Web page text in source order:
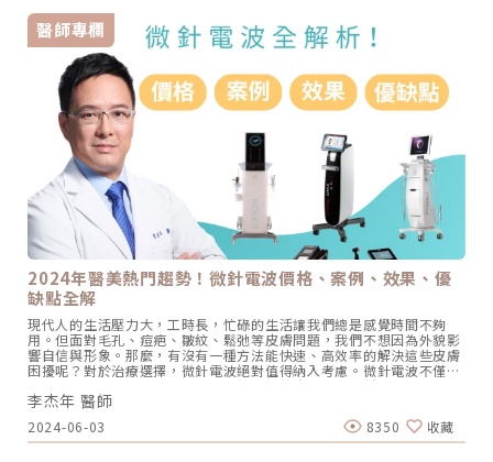
所能達到的療效不同，這邊泛指的是微針電波這個類別的機器各自在仿
單中的不同適應證） 缺點：疼痛感高、收費中高（有耗材）、侵入性療
程、修復期較長、對醫師治療經驗要求高 代表性機種：翡翠電波
Matrix、無限電波 Potenza、時空Ｅ電波 EXION、矽谷電波Sylfirm電
波拉提類儀器全面比較在上文初步了解單極、雙極、多極和微針電波的
基本差異後，我們透過表格將各機種的差異詳列出來，期望每位顧客都
能找到適合自己的選擇。皮膚專科蔡逸姍醫師的選擇與建議醫學美容臨
床經驗豐富，且擔任眾多品牌原廠講師的蔡逸姍醫師表示「目前台灣的
醫學美容市場，電波拉皮類的療程已經相當完整，京硯皮膚科診所也因
應不同客戶的需求購置了單極電波、多極電波及微針電波機種，針對有
痘痘、痘疤問題的族群會推薦使用微針電波，針對以保養為主要訴求的
民眾他則建議使用多極電波，而多數的醫美消費者更傾向於單次治療、
維持時間長且在意療程舒適度，這一個群體我會以單極電波為首選。」
Oligio玩美電波在台灣上市發表會蔡逸姍醫師擔任講師照片 / 圖片提供
京硯皮膚科診所站在皮膚專科醫師的角度，「Oligio玩美電波」是相當
符合皮膚專科醫師思維的一項創新技術。因為他專為亞洲膚質設計，特
別適合敏感肌和酒糟肌等需要額外皮膚保護的膚質。「Oligio玩美電
波」的表皮冷卻系統非常完善，當偵測到皮膚溫度過高時，系統會自動
停止運作，並配備可調式冷卻系統，有效避免燙傷。除此之外，
「Oligio玩美電波」還提供客制化發數選擇，從300發到900發不等，
可根據不同部位的改善需求進行分段施打。不需要一次完成所有發數，
對於追求高性價比的小資族來說，這是一個很大的優勢，避免了因療程
超出發數而增加的額外支出。更值得一提的是，「Oligio玩美電波」治
療後不會引起瘀青腫痛，過程中無需使用麻醉，患者可以與醫師互動，
根據即時反饋調整到最適合的能量，不僅沒有心理負擔，治療結束後還
能直接上妝。這使得許多四平陽光商圈的上班族選擇在午休時間前來享
受這項療程，輕鬆變美。蔡醫師還發現有許多患者在療程後會立即在診
所門口自拍，紀錄臉部變緊緻的瞬間。醫師也提醒，對於佩戴金屬牙
套、臉部有金屬板、裝有心臟節律器、服用抗凝血藥物或有蟹足腫的患
場地位，也帶動了其他電音波療程熱潮，品牌與名人的結合更進一步推
動了電音波的商機。 （圖／網路）Oligio玩美電波由「國際巨星」小S
代言，市場上有小鳳凰之稱的玩美電波，它的熱門程度不亞於鳳凰電
波，既然稱為小鳳凰，當然作用原理也相同。透過「立體容積式加熱」
的單極電波技術，將熱能有效直達至皮膚真皮層組織。改善臉部皺紋及
細紋的問題。 （圖／網路）Sofwave索夫波榮獲美國FDA、歐盟CE、
台灣TFDA 3項國際認證及多項國際美妝大獎，集結電音波的優勢，同樣
能針對臉部皺紋及細紋達到改善的效果。就連梁詠琪GiGi也青睞並代言
這項產品，毫不費力地保持她青春的風采。如今，更譽為名媛貴婦們最
新的凍齡神器！ （圖／網路）Ultraformer MPT 海芙音波媚必提由韓
國音波大廠Classys所推出的全新音波拉提機種，於2023年8月底正式
在台上市。專利微脈衝技術能在一發中創造417個連續熱凝結點，提升
更大、更全面的受熱面積。搭配新一代10種不同探頭，共有20種以上
治療模式，具有臉部拉提、頦下拉提及身體緊實、減少腹圍…等多種適
應症。New Doublo 倍提電音雙波今年推出的New Doublo 倍提電音
雙波擁有獨特的雙波探頭世界專利，能同時釋放RF電波＋HIFU聚焦式
超音波2種能量，深度達到6種層次。衛福部所核准的適應證包含了眉毛
拉提、雙頰下腹大腿皮膚緊實及改善鬆弛的頦下，等多種用途，由淺到
深全方位緊實拉提效果。更採用U-turn來回能量輸出模式，有效縮短時
間，同時提高療程舒適感。大事記2：隆乳假體崛起，擁有完美傲人曲
線！擁有傲人的事業線一直以來是許多女性夢寐以求的夢想。不論是天
生胸部較小、大小不一，或者是經歷了產後乳房下垂，想改善胸部外觀
的需求持續存在，因此隆乳手術成為受歡迎且有效的解決方式。隆乳假
體的材質也不斷創新，不僅提升了觸感的自然度，更加強了手術的安全
性。Mentor Xtra女王波2023年推出就被譽為「隆乳界的真奶」，並且
已獲得多國認證。特殊的增高型義乳設計，不僅縮小了植體底盤，還提
升了整體的凸度，特別適合骨架嬌小、上胸皮下組織較薄的女性。女王
波以光滑圓盤和非常好的柔軟度脫穎而出，為追求完美曲線的女性提供
醫師專欄
2024年醫美熱門趨勢！微針電波價格、案例、效果、優
缺點全解
現代人的生活壓力大，工時長，忙碌的生活讓我們總是感覺時間不夠
用。但面對毛孔、痘疤、皺紋、鬆弛等皮膚問題，我們不想因為外貌影
響自信與形象。那麼，有沒有一種方法能快速、高效率的解決這些皮膚
困擾呢？對於治療選擇，微針電波絕對值得納入考慮。微針電波不僅療
程次數少，效果顯著，而且相比傳統電波拉皮，費用更低。今年上半
年，市場上已有五到六個不同品牌的微針電波相繼推出，由此可見受歡
迎的程度非同一般。那麼，微針電波到底是什麼？它有哪些優缺點？市
面上的微針電波品牌有什麼區別？價格又是多少？實際案例效果如何？
接下來，我將解析這些疑問，讓你更了解微針電波。什麼是微針電波？
李杰年 醫師
2024-06-03 8350 收藏